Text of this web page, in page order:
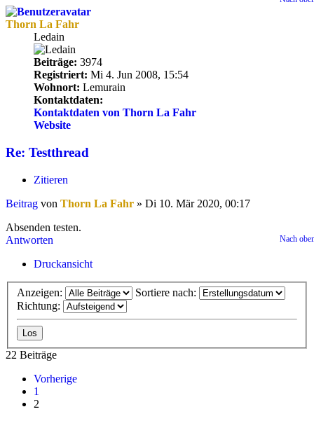
Thorn La Fahr
Ledain
Beiträge: 3974
Registriert: Mi 4. Jun 2008, 15:54
Wohnort: Lemurain
Kontaktdaten:
Kontaktdaten von Thorn La Fahr
Website
Re: Testthread
Zitieren
Beitrag von Thorn La Fahr » Di 10. Mär 2020, 00:17
Absenden testen.
Nach
Antworten
Druckansicht
Anzeigen:
Sortiere nach:
Richtung:
22 Beiträge
Vorherige
1
2